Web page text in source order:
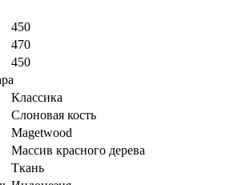
450
470
450
Классика
Слоновая кость
Magetwood
Массив красного дерева
Ткань